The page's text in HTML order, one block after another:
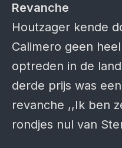
Revanche
Houtzager kende
Calimero geen
optreden in de
derde prijs was
revanche ,,Ik ben
rondjes nul van